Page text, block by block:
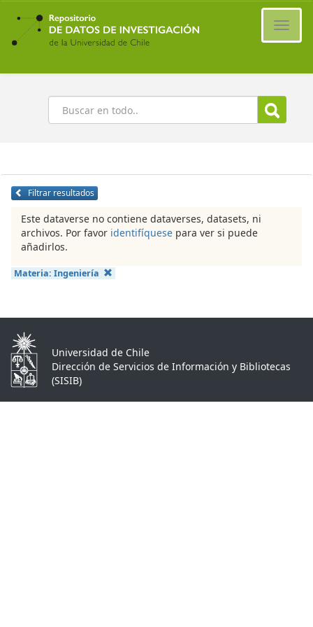
Ir
contenido
principal
Buscar
Filtrar resultados
Este dataverse no contiene dataverses, datasets, ni
archivos. Por favor identifíquese para ver si puede
añadirlos.
Materia: Ingeniería
Universidad de Chile
Dirección de Servicios de Información y Bibliotecas
(SISIB)